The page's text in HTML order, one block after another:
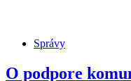
Správy
O podpore